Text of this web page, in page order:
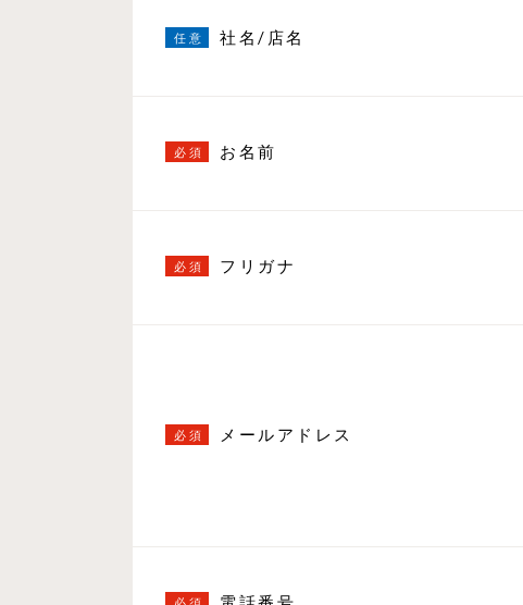
社名/店名
お名前
フリガナ
メールアドレス